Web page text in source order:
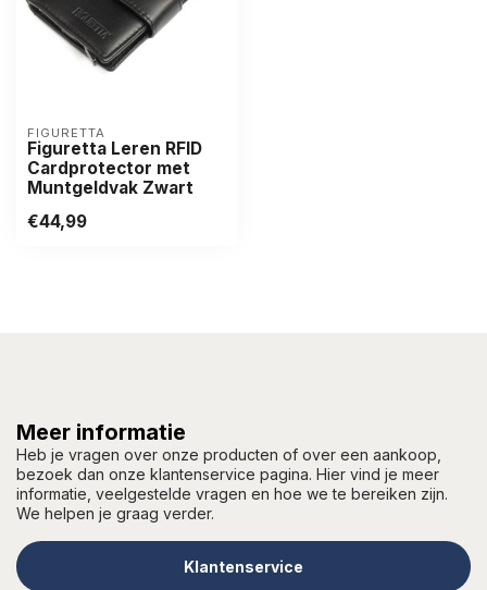
FIGURETTA
Figuretta Leren RFID
Cardprotector met
Muntgeldvak Zwart
€44,99
Meer informatie
Heb je vragen over onze producten of over een aankoop,
bezoek dan onze klantenservice pagina. Hier vind je meer
informatie, veelgestelde vragen en hoe we te bereiken zijn.
We helpen je graag verder.
Klantenservice